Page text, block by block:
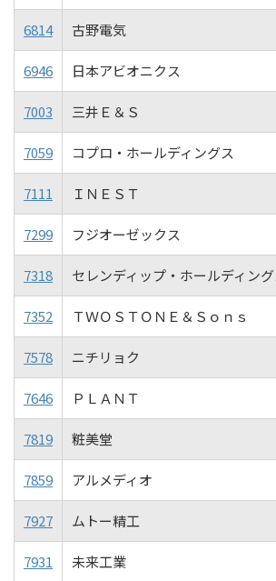
6814 古野電気
6946 日本アビオニクス
7003 三井Ｅ＆Ｓ
7059 コプロ・ホールディングス
7111 ＩＮＥＳＴ
7299 フジオーゼックス
7318 セレンディップ・ホールディン
7352 ＴＷＯＳＴＯＮＥ＆Ｓｏｎｓ
7578 ニチリョク
7646 ＰＬＡＮＴ
7819 粧美堂
7859 アルメディオ
7927 ムトー精工
7931 未来工業